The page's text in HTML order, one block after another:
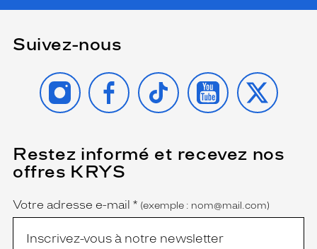
Suivez-nous
INSTAGRAMFACEBOOK
TIKTOK YOUTUBE
X
Restez informé et recevez nos
offres KRYS
Name
Votre adresse e-mail *
(Ce
champ
est
obligatoire)
(exemple : nom@mail.com)